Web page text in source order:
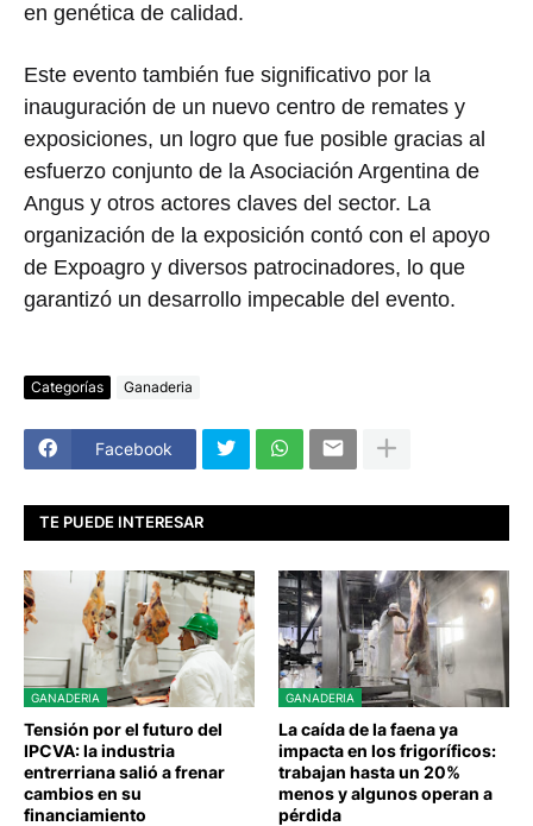
en genética de calidad.
Este evento también fue significativo por la
inauguración de un nuevo centro de remates y
exposiciones, un logro que fue posible gracias al
esfuerzo conjunto de la Asociación Argentina de
Angus y otros actores claves del sector. La
organización de la exposición contó con el apoyo
de Expoagro y diversos patrocinadores, lo que
garantizó un desarrollo impecable del evento.
Categorías Ganaderia
Facebook
TE PUEDE INTERESAR
GANADERIA
Tensión por el futuro del
IPCVA: la industria
entrerriana salió a frenar
cambios en su
financiamiento
GANADERIA
La caída de la faena ya
impacta en los frigoríficos:
trabajan hasta un 20%
menos y algunos operan a
pérdida